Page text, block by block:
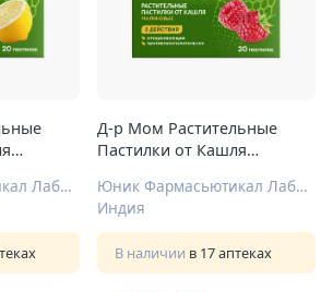
Юник Фармасьютикал Лабораториз
Д-р Мом Растительные
Пастилки от Кашля
Юник Фармасьютикал Лабораториз
Индия
В наличии в 17 аптеках